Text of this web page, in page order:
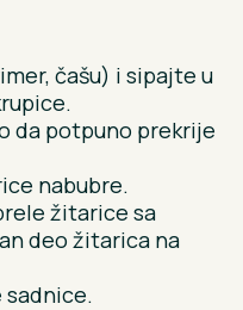
čašu) i sipajte u
da potpuno prekrije
nabubre.
žitarice sa
deo žitarica na
sadnice.